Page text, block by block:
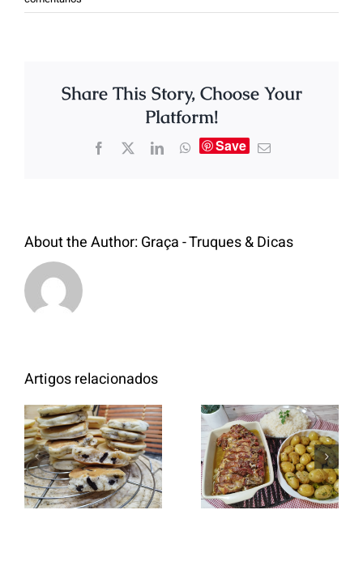
Share This Story, Choose Your
Platform!
Save
About the Author:Graça - Truques & Dicas
Artigos relacionados
Panquecas
com Oreo
Entrecosto
italiano c/
batata a
murro e